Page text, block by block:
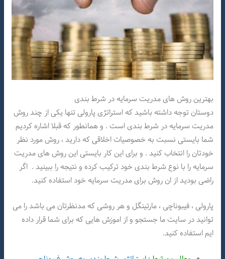
بهترین روش های مدریت سرمایه در شرط بندی
دوستان توجه داشته باشید که استراتژی پارولی تنها یکی از چند روش
مدریت سرمایه در شرط بندی است . و همانطور که قبلا اشاره کردیم
شما بایستی نسبت به خصوصیات اخلاقی که دارید ، روش مورد نظر
خودتان را انتخاب کنید . و برای این کار بایستی این روش های مدریت
سرمایه را با نوع شرط بندی خود ترکیب کرده و نتیجه را ببینید . اگر
راضی بودید از ان روش برای مدریت سرمایه خود استفاده کنید.
پارولی ، فیبوناچی ، مارتینگل و هر روشی که مدنظرتان می باشد را می
توانید در سایت ما جستجو و از اموزش هایی که برای شما قرار داده
ایم استفاده کنید.